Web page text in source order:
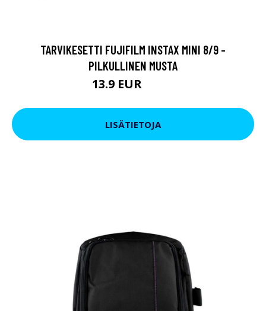
TARVIKESETTI FUJIFILM INSTAX MINI 8/9 -
PILKULLINEN MUSTA
13.9 EUR
LISÄTIETOJA